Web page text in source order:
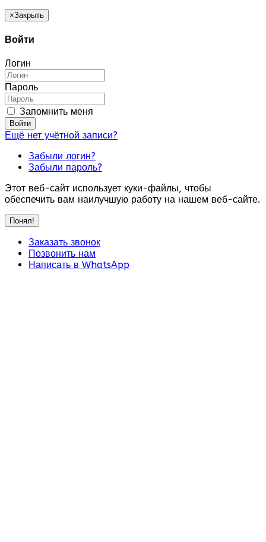
×Закрыть
Войти
Логин
Пароль
Запомнить меня
Войти
Ещё нет учётной записи?
Забыли логин?
Забыли пароль?
Этот веб-сайт использует куки-файлы, чтобы
обеспечить вам наилучшую работу на нашем веб-сайте.
Понял!
Заказать звонок
Позвонить нам
Написать в WhatsApp